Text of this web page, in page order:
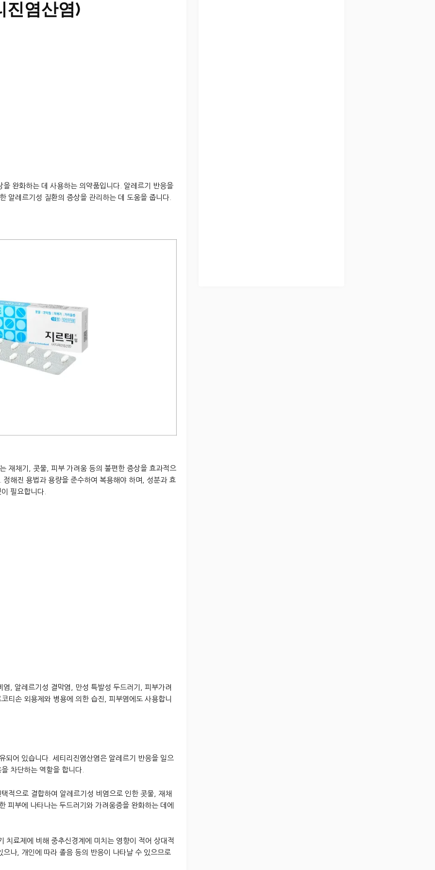
진염산염)
완화하는 데 사용하는 의약품입니다. 알레르기 반응을
알레르기성 질환의 증상을 관리하는 데 도움을 줍니다.
재채기, 콧물, 피부 가려움 등의 불편한 증상을 효과적으
해진 용법과 용량을 준수하여 복용해야 하며, 성분과 효
필요합니다.
, 알레르기성 결막염, 만성 특발성 두드러기, 피부가려
티손 외용제와 병용에 의한 습진, 피부염에도 사용합니
어 있습니다. 세티리진염산염은 알레르기 반응을 일으
차단하는 역할을 합니다.
적으로 결합하여 알레르기성 비염으로 인한 콧물, 재채
피부에 나타나는 두드러기와 가려움증을 완화하는 데에
치료제에 비해 중추신경계에 미치는 영향이 적어 상대적
나, 개인에 따라 졸음 등의 반응이 나타날 수 있으므로